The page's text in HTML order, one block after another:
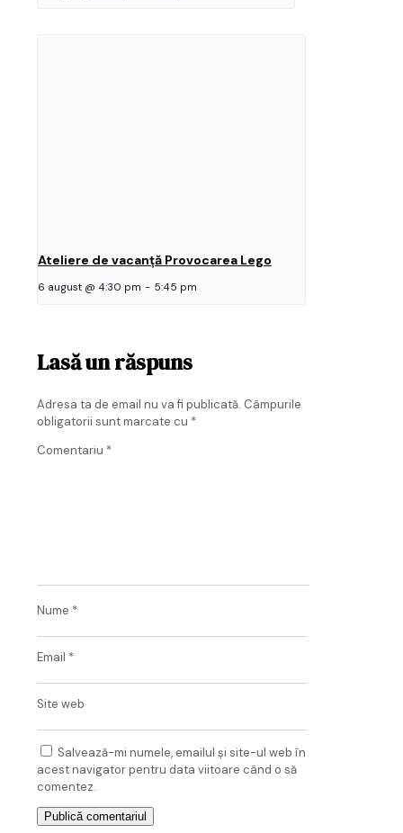
Ateliere de vacanță Provocarea Lego
6 august @ 4:30 pm - 5:45 pm
Lasă un răspuns
Adresa ta de email nu va fi publicată. Câmpurile
obligatorii sunt marcate cu *
Comentariu *
Nume *
Email *
Site web
Salvează-mi numele, emailul și site-ul web în
acest navigator pentru data viitoare când o să
comentez.